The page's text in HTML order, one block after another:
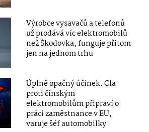
Výrobce vysavačů a telefonů
už prodává víc elektromobilů
než Škodovka, funguje přitom
jen na jednom trhu
Úplně opačný účinek. Cla
proti čínským
elektromobilům připraví o
práci zaměstnance v EU,
varuje šéf automobilky